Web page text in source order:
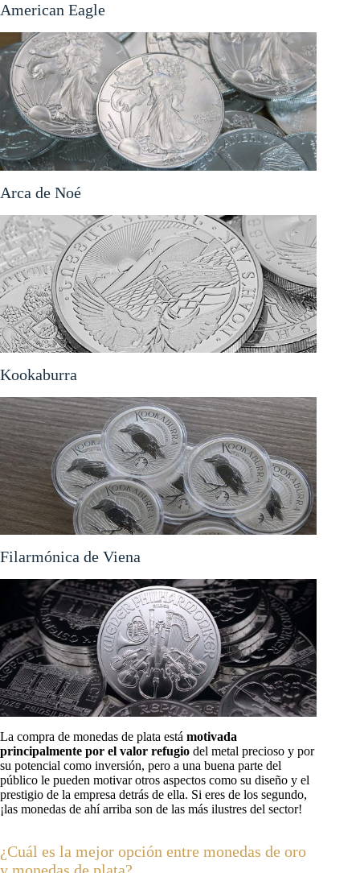
American Eagle
Arca de Noé
Kookaburra
Filarmónica de Viena
La compra de monedas de plata está motivada
principalmente por el valor refugio del metal precioso y por
su potencial como inversión, pero a una buena parte del
público le pueden motivar otros aspectos como su diseño y el
prestigio de la empresa detrás de ella. Si eres de los segundo,
¡las monedas de ahí arriba son de las más ilustres del sector!
¿Cuál es la mejor opción entre monedas de oro